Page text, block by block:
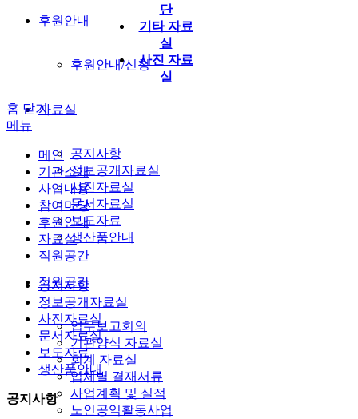
후원안내
후원안내/신청
자료실
공지사항
정보공개자료실
사진자료실
문서자료실
보도자료
생산품안내
직원공간
업무보고회의
기관양식 자료실
회계 자료실
업체별 결재서류
사업계획 및 실적
노인공익활동사업
단
기타 자료
실
사진 자료
실
홈 닫기
메뉴
메인
기관소개
사업내용
참여마당
후원안내
자료실
직원공간
공지사항
정보공개자료실
사진자료실
문서자료실
보도자료
생산품안내
공지사항